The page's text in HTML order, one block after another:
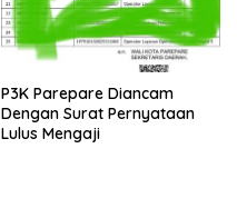
P3K Parepare Diancam
Dengan Surat Pernyataan
Lulus Mengaji